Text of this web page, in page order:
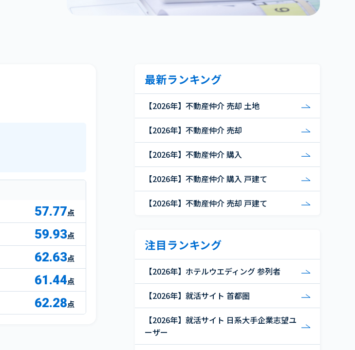
57.77点
59.93点
62.63点
61.44点
62.28点
最新ランキング
【2026年】不動産仲介 売却 土地
【2026年】不動産仲介 売却
【2026年】不動産仲介 購入
【2026年】不動産仲介 購入 戸建て
【2026年】不動産仲介 売却 戸建て
注目ランキング
【2026年】ホテルウエディング 参列者
【2026年】就活サイト 首都圏
【2026年】就活サイト 日系大手企業志望ユ
ーザー